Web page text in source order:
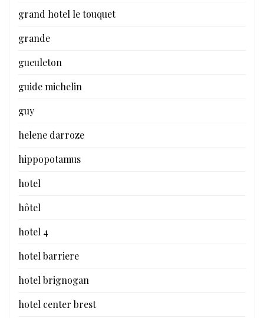
grand hotel le touquet
grande
gueuleton
guide michelin
guy
helene darroze
hippopotamus
hotel
hôtel
hotel 4
hotel barriere
hotel brignogan
hotel center brest